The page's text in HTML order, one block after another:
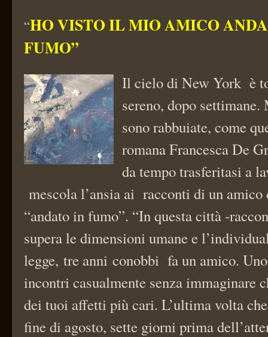
“HO VISTO IL MIO AMICO
FUMO”
Il cielo di New York è
sereno, dopo settimane.
sono rabbuiate, come
romana Francesca De
da tempo trasferitasi a
mescola l’ansia ai racconti di un amico
“andato in fumo”. “In questa città -
supera le dimensioni umane e
legge, tre anni conobbi fa un amico.
incontri casualmente senza immaginare
dei tuoi affetti più cari. L’ultima volta
fine di agosto, sette giorni prima